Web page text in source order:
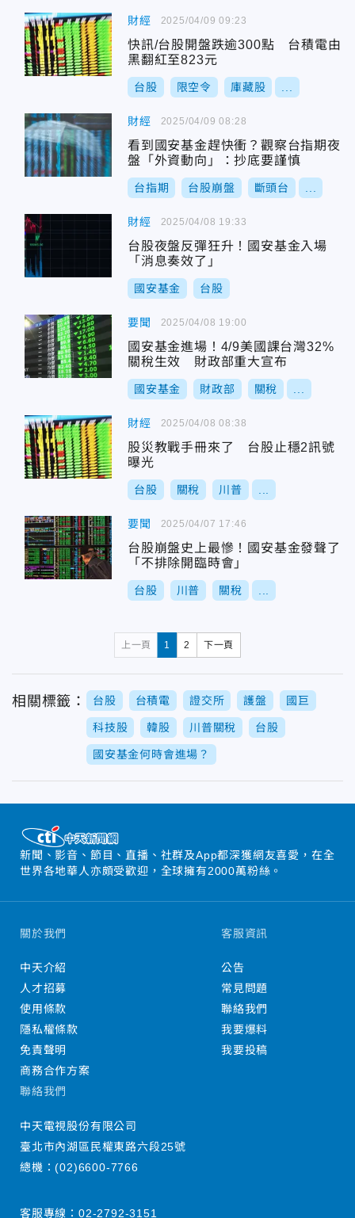
財經
快訊/台股開盤跌逾300點 台積電由
黑翻紅至823元
台股 限空令 庫藏股
2025/04/09 09:23
財經
看到國安基金趕快衝？觀察台指期夜
盤「外資動向」：抄底要謹慎
台指期 台股崩盤 斷頭台
2025/04/09 08:28
財經
台股夜盤反彈狂升！國安基金入場
「消息奏效了」
國安基金 台股
2025/04/08 19:33
要聞
國安基金進場！4/9美國課台灣32%
關稅生效 財政部重大宣布
國安基金 財政部 關稅
2025/04/08 19:00
財經
股災教戰手冊來了 台股止穩2訊號
曝光
台股 關稅 川普
2025/04/08 08:38
要聞
台股崩盤史上最慘！國安基金發聲了
「不排除開臨時會」
台股 川普 關稅
2025/04/07 17:46
上一頁 1 2 下一頁
相關標籤： 台股 台積電 證交所 護盤 國巨
科技股 韓股 川普關稅 台股
國安基金何時會進場？
新聞、影音、節目、直播、社群及App都深獲網友喜愛，在全
世界各地華人亦頗受歡迎，全球擁有2000萬粉絲。
關於我們
中天介紹
人才招募
使用條款
隱私權條款
免責聲明
商務合作方案
客服資訊
公告
常見問題
聯絡我們
我要爆料
我要投稿
聯絡我們
中天電視股份有限公司
臺北市內湖區民權東路六段25號
總機：(02)6600-7766
客服專線： 02-2792-3151